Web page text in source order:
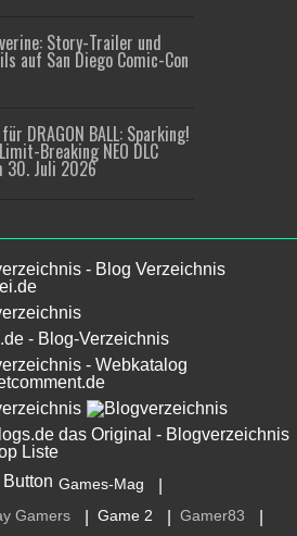
Story-Trailer und
auf San Diego Comic-Con
DRAGON BALL: Sparking!
Breaking NEO DLC
30. Juli 2026
Games-Mag
Gamers Game 2 Gamer83